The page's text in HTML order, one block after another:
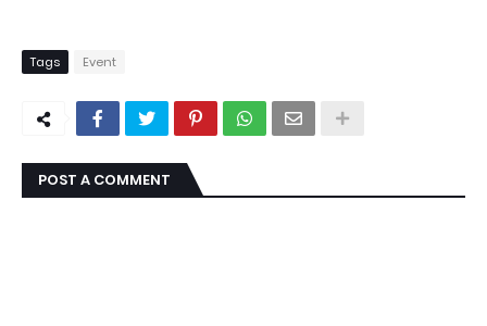
Tags Event
POST A COMMENT